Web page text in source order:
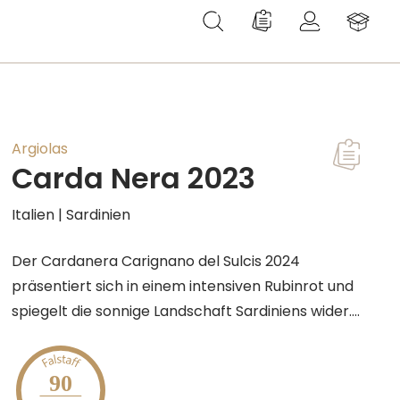
Du hast 0 Produkte
Argiolas
Carda Nera 2023
Italien | Sardinien
Der Cardanera Carignano del Sulcis 2024
präsentiert sich in einem intensiven Rubinrot und
spiegelt die sonnige Landschaft Sardiniens wider.
Noten von wilder Macchia Mediterranea und
frischen roten Früchten. Am Gaumen zeigt er sich
90